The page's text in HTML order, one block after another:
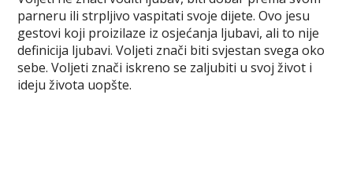
e
b
o
o
t
t
e
r
t
e
r
e
b
l
r
e
r
s
e
n
r
e
parneru ili strpljivo vaspitati svoje dijete. Ovo jesu
gestovi koji proizilaze iz osjećanja ljubavi, ali to nije
definicija ljubavi. Voljeti znači biti svjestan svega oko
sebe. Voljeti znači iskreno se zaljubiti u svoj život i
ideju života uopšte.